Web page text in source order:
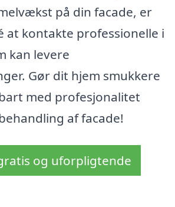
på din facade, er
at kontakte professionelle i
kan levere
Gør dit hjem smukkere
med profesjonalitet
af facade!
og uforpligtende